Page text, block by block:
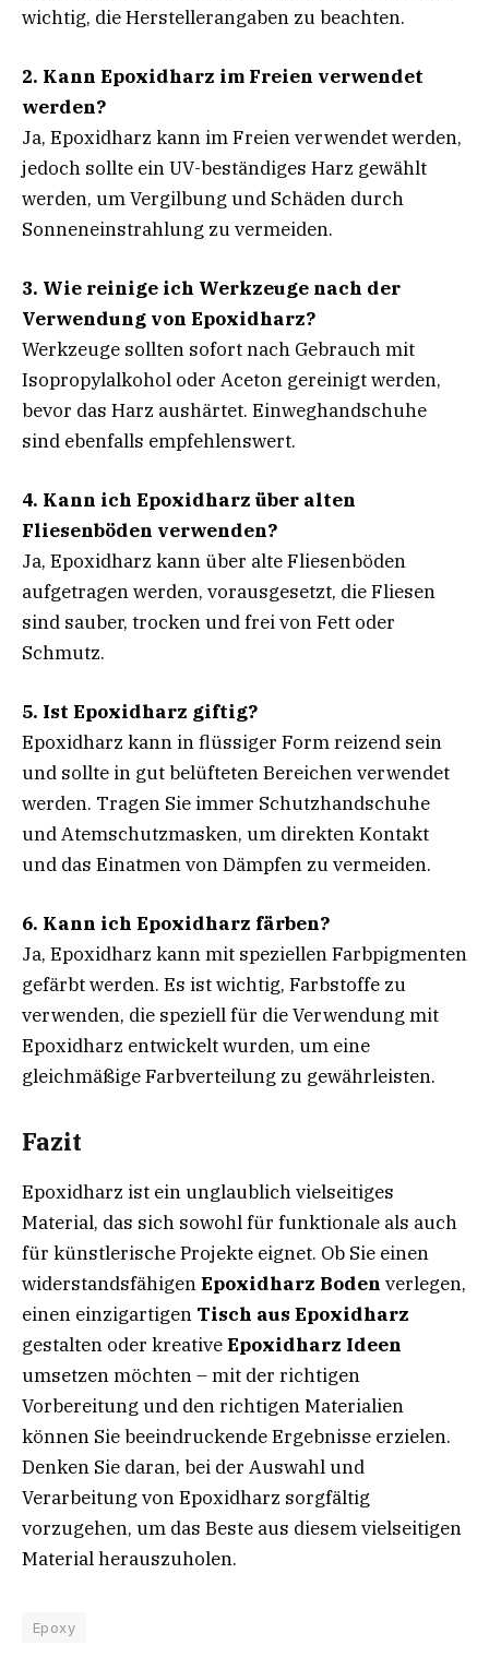
wichtig, die Herstellerangaben zu beachten.
2. Kann Epoxidharz im Freien verwendet
werden?
Ja, Epoxidharz kann im Freien verwendet werden,
jedoch sollte ein UV-beständiges Harz gewählt
werden, um Vergilbung und Schäden durch
Sonneneinstrahlung zu vermeiden.
3. Wie reinige ich Werkzeuge nach der
Verwendung von Epoxidharz?
Werkzeuge sollten sofort nach Gebrauch mit
Isopropylalkohol oder Aceton gereinigt werden,
bevor das Harz aushärtet. Einweghandschuhe
sind ebenfalls empfehlenswert.
4. Kann ich Epoxidharz über alten
Fliesenböden verwenden?
Ja, Epoxidharz kann über alte Fliesenböden
aufgetragen werden, vorausgesetzt, die Fliesen
sind sauber, trocken und frei von Fett oder
Schmutz.
5. Ist Epoxidharz giftig?
Epoxidharz kann in flüssiger Form reizend sein
und sollte in gut belüfteten Bereichen verwendet
werden. Tragen Sie immer Schutzhandschuhe
und Atemschutzmasken, um direkten Kontakt
und das Einatmen von Dämpfen zu vermeiden.
6. Kann ich Epoxidharz färben?
Ja, Epoxidharz kann mit speziellen Farbpigmenten
gefärbt werden. Es ist wichtig, Farbstoffe zu
verwenden, die speziell für die Verwendung mit
Epoxidharz entwickelt wurden, um eine
gleichmäßige Farbverteilung zu gewährleisten.
Fazit
Epoxidharz ist ein unglaublich vielseitiges
Material, das sich sowohl für funktionale als auch
für künstlerische Projekte eignet. Ob Sie einen
widerstandsfähigenEpoxidharz Boden verlegen,
einen einzigartigen Tisch aus Epoxidharz
gestalten oder kreativeEpoxidharz Ideen
umsetzen möchten – mit der richtigen
Vorbereitung und den richtigen Materialien
können Sie beeindruckende Ergebnisse erzielen.
Denken Sie daran, bei der Auswahl und
Verarbeitung von Epoxidharz sorgfältig
vorzugehen, um das Beste aus diesem vielseitigen
Material herauszuholen.
Epoxy